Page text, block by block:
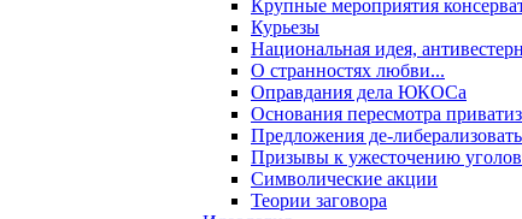
Крупные мероприятия
Курьезы
Национальная идея,
О странностях любви...
Оправдания дела ЮКОСа
Основания пересмотра
Предложения де-
Призывы к ужесточению
Символические акции
Теории заговора